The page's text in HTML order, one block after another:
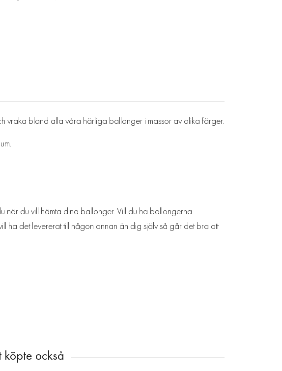
vraka bland alla våra härliga ballonger i massor av olika färger.
när du vill hämta dina ballonger. Vill du ha ballongerna
ha det levererat till någon annan än dig själv så går det bra att